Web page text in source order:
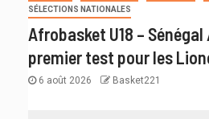
SÉLECTIONS NATIONALES
Afrobasket U18 –
premier test pour les
6 août 2026 Basket221